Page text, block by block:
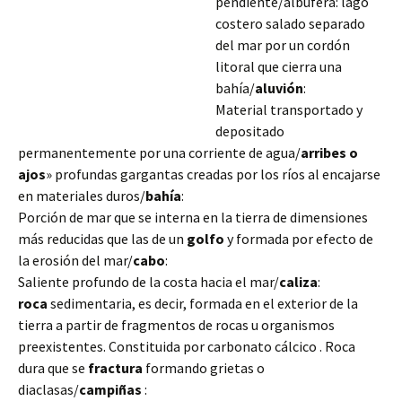
costero salado separado
del mar por un cordón
litoral que cierra una
bahía/aluvión:
Material transportado y
depositado
permanentemente por una corriente de agua/arribes o
ajos» profundas gargantas creadas por los ríos al encajarse
en materiales duros/bahía:
Porción de mar que se interna en la tierra de dimensiones
más reducidas que las de un golfo y formada por efecto de
la erosión del mar/cabo:
Saliente profundo de la costa hacia el mar/caliza:
roca sedimentaria, es decir, formada en el exterior de la
tierra a partir de fragmentos de rocas u organismos
preexistentes. Constituida por carbonato cálcico . Roca
dura que se fractura formando grietas o
diaclasas/campiñas :